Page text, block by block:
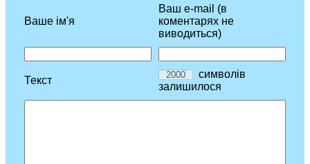
Ваше ім'я
Ваш e-mail (в
коментарях не
виводиться)
Текст
символів
залишилося